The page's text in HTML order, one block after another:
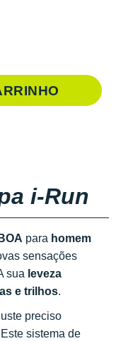
i-Run
BOA para homem
sensações
sua leveza
e trilhos.
preciso
sistema de